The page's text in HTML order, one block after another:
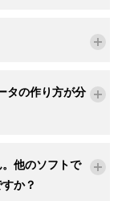
タの作り方が分
他のソフトで
か？